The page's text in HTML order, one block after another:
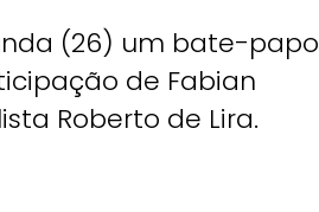
(26) um bate-papo
de Fabian
Roberto de Lira.